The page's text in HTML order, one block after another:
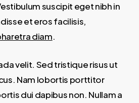
suscipit eget nibh in
et eros facilisis,
diam.
velit. Sed tristique risus ut
Nam lobortis porttitor
dui dapibus non. Nullam a